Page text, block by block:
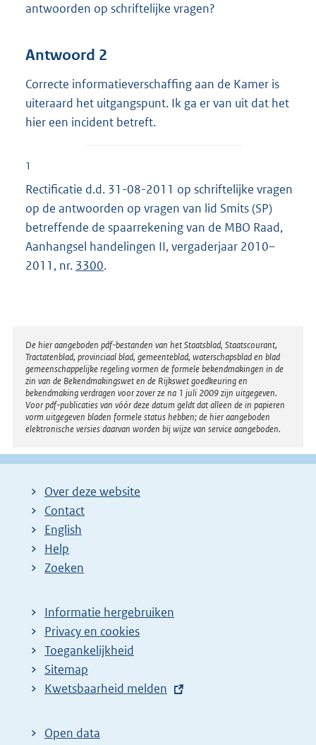
antwoorden op schriftelijke vragen?
Antwoord 2
Correcte informatieverschaffing aan de Kamer is
uiteraard het uitgangspunt. Ik ga er van uit dat het
hier een incident betreft.
1
Rectificatie d.d. 31-08-2011 op schriftelijke vragen
op de antwoorden op vragen van lid Smits (SP)
betreffende de spaarrekening van de MBO Raad,
Aanhangsel handelingen II, vergaderjaar 2010–
2011, nr. 3300.
Disclaimer
De hier aangeboden pdf-bestanden van het Staatsblad, Staatscourant,
Tractatenblad, provinciaal blad, gemeenteblad, waterschapsblad en blad
gemeenschappelijke regeling vormen de formele bekendmakingen in de
zin van de Bekendmakingswet en de Rijkswet goedkeuring en
bekendmaking verdragen voor zover ze na 1 juli 2009 zijn uitgegeven.
Voor pdf-publicaties van vóór deze datum geldt dat alleen de in papieren
vorm uitgegeven bladen formele status hebben; de hier aangeboden
elektronische versies daarvan worden bij wijze van service aangeboden.
Over deze website
Contact
English
Help
Zoeken
Informatie hergebruiken
Privacy en cookies
Toegankelijkheid
Sitemap
E
t
Kwetsbaarheid melden
Open data